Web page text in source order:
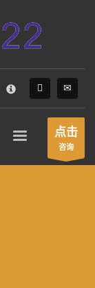
sending an
点击
咨询